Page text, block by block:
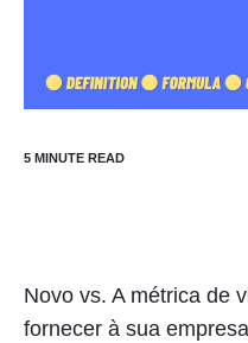
Novo vs. A métrica de
fornecer à sua